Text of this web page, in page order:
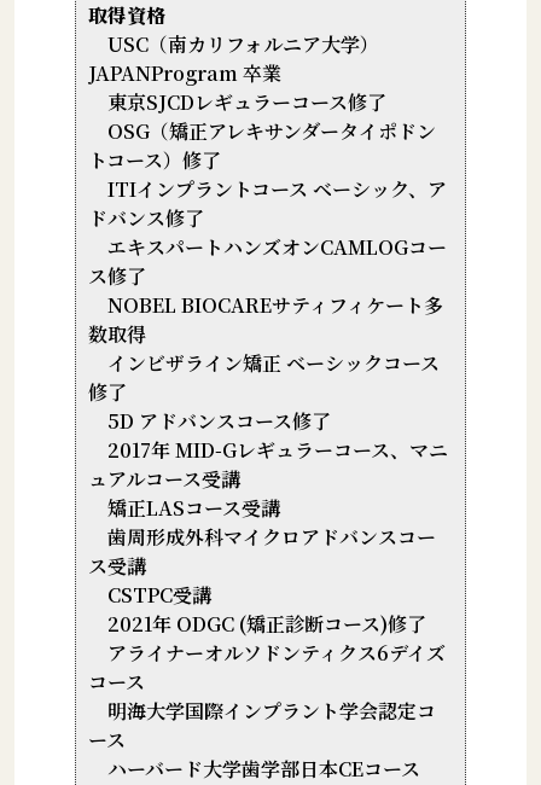
取得資格
USC（南カリフォルニア大学）
JAPANProgram 卒業
東京SJCDレギュラーコース修了
OSG（矯正アレキサンダータイポドン
トコース）修了
ITIインプラントコース ベーシック、ア
ドバンス修了
エキスパートハンズオンCAMLOGコー
ス修了
NOBEL BIOCAREサティフィケート多
数取得
インビザライン矯正 ベーシックコース
修了
5D アドバンスコース修了
2017年 MID-Gレギュラーコース、マニ
ュアルコース受講
矯正LASコース受講
歯周形成外科マイクロアドバンスコー
ス受講
CSTPC受講
2021年 ODGC (矯正診断コース)修了
アライナーオルソドンティクス6デイズ
コース
明海大学国際インプラント学会認定コ
ース
ハーバード大学歯学部日本CEコース